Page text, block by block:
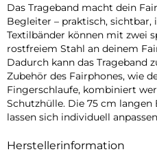
Das Trageband macht dein
Begleiter – praktisch, sichtbar,
Textilbänder können mit zwei
rostfreiem Stahl an deinem
Dadurch kann das Trageband
Zubehör des Fairphones, wie
Fingerschlaufe, kombiniert
Schutzhülle. Die 75 cm
lassen sich individuell
Herstellerinformation